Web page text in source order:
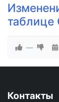
таблице
—
Контакты